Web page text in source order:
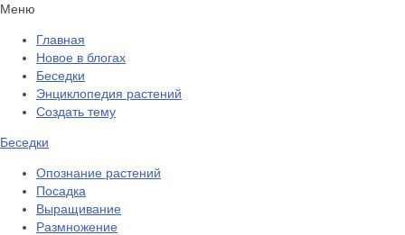
Меню
Главная
Новое в блогах
Беседки
Энциклопедия растений
Создать тему
Беседки
Опознание растений
Посадка
Выращивание
Размножение